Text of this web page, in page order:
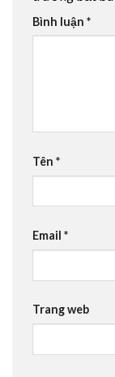
Bình luận *
Tên *
Email *
Trang web